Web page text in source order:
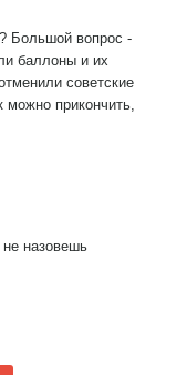
Большой вопрос -
баллоны и их
советские
прикончить,
назовешь